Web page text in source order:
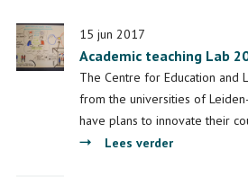
Room
#9:
Research
on
Student
15 jun 2017
Academic teaching Lab
The Centre for Education and
from the universities of
have plans to innovate their
Lees verderover